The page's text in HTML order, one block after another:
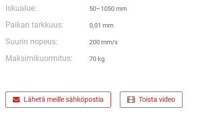
Iskualue: 50–1050 mm
Paikan tarkkuus: 0,01 mm
Suurin nopeus: 200 mm/s
Maksimikuormitus: 70 kg
Lähetä meille sähköpostia Toista video